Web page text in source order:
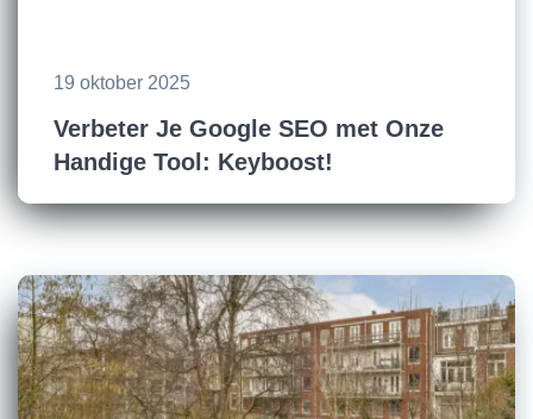
19 oktober 2025
Verbeter Je Google SEO met Onze
Handige Tool: Keyboost!